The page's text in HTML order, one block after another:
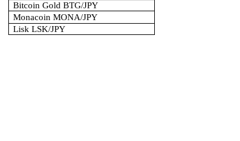
Bitcoin Gold BTG/JPY
Monacoin MONA/JPY
Lisk LSK/JPY